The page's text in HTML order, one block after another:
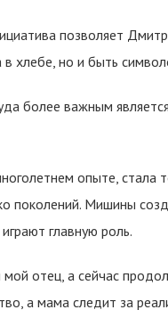
позволяет
хлебе, но и быть
более важным
опыте, стала
поколений. Мишины
главную роль.
мой отец, а сейчас
а мама следит за